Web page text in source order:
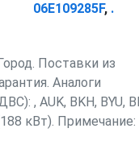
06E109285F, .
Поставки из
Аналоги
, AUK, BKH, BYU,
кВт). Примечание: